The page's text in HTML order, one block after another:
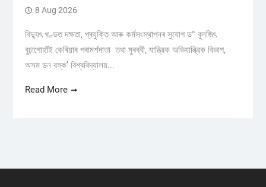
8 Aug 2026
বিদ্যুৎ খণ্ডত দক্ষতা, প্ৰযুক্তি আৰু কৰ্মসংস্থাপনৰ সুযোগ ড° বুলজিৎ
বুঢ়াগোহাঁই কেৰিয়াৰ পৰামৰ্শদাতা তথা মুৰব্বী, যান্ত্রিক অভিযান্ত্রিক বিভাগ,
অসম ডন বস্ক’ বিশ্ববিদ্যালয়...
Read More